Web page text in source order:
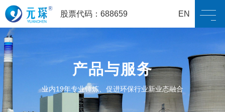
股票代码：688659 EN
产品与服务
业内19年专业锤炼、促进环保行业新业态融合